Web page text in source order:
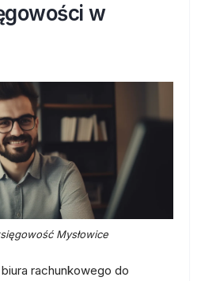
w
Mysłowice
rachunkowego do